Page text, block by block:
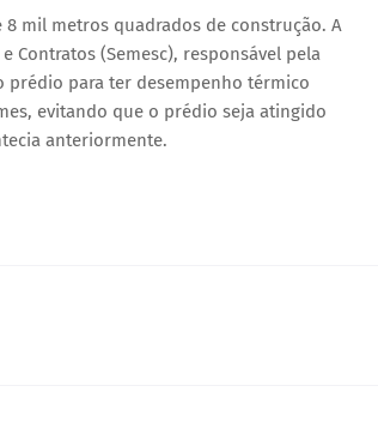
mil metros quadrados de construção. A
Contratos (Semesc), responsável pela
para ter desempenho térmico
evitando que o prédio seja atingido
anteriormente.